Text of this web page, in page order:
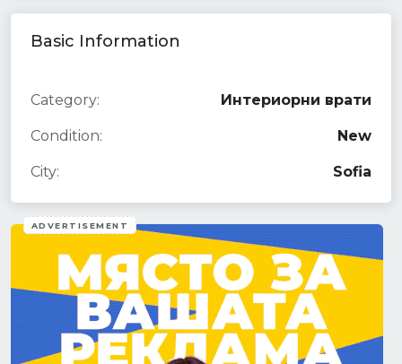
Basic Information
Category: Интериорни врати
Condition: New
City: Sofia
ADVERTISEMENT